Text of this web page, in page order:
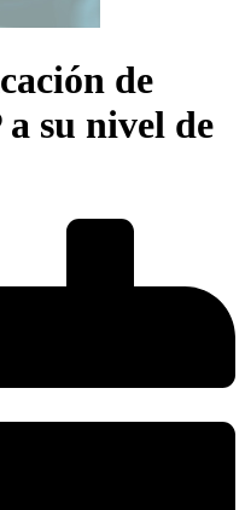
de
su nivel de